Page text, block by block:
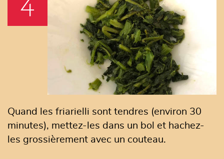
Quand les friarielli sont tendres (environ 30
minutes), mettez-les dans un bol et hachez-
les grossièrement avec un couteau.